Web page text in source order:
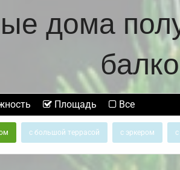
дома
Площадь Все
с большой террасой с эркером